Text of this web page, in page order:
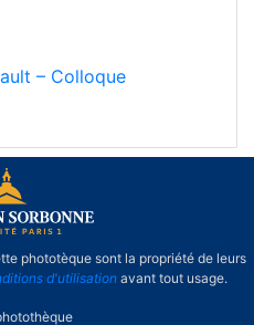
– Colloque
phototèque sont la propriété de leurs
d'utilisationavant tout usage.